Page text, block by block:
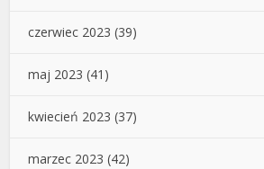
czerwiec 2023 (39)
maj 2023 (41)
kwiecień 2023 (37)
marzec 2023 (42)